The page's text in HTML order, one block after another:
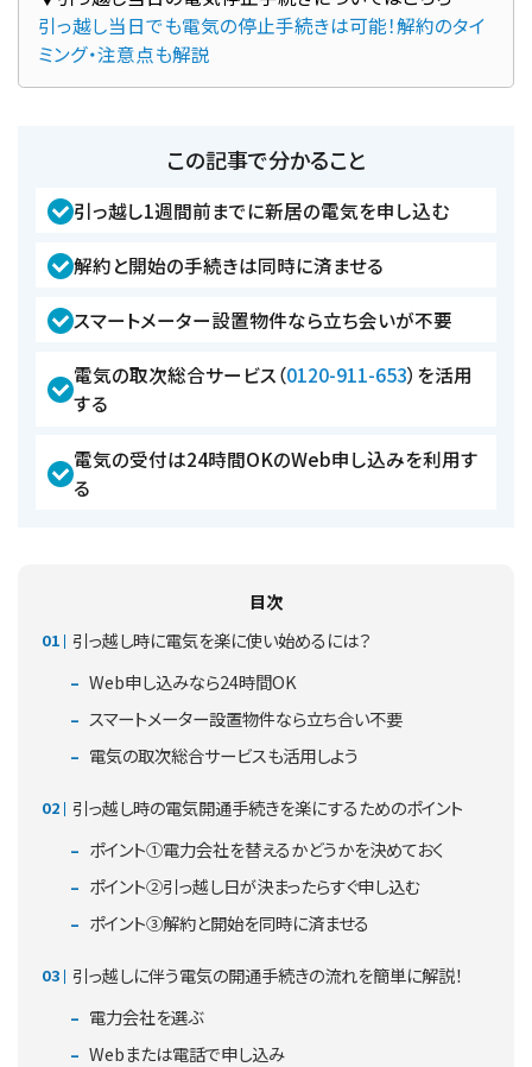
引っ越し当日でも電気の停止手続きは可能！解約のタイ
ミング・注意点も解説
この記事で分かること
引っ越し1週間前までに新居の電気を申し込む
解約と開始の手続きは同時に済ませる
スマートメーター設置物件なら立ち会いが不要
電気の取次総合サービス（0120-911-653）を活用
する
電気の受付は24時間OKのWeb申し込みを利用す
る
目次
引っ越し時に電気を楽に使い始めるには？
Web申し込みなら24時間OK
スマートメーター設置物件なら立ち合い不要
電気の取次総合サービスも活用しよう
引っ越し時の電気開通手続きを楽にするためのポイント
ポイント①電力会社を替えるかどうかを決めておく
ポイント②引っ越し日が決まったらすぐ申し込む
ポイント③解約と開始を同時に済ませる
引っ越しに伴う電気の開通手続きの流れを簡単に解説！
電力会社を選ぶ
Webまたは電話で申し込み